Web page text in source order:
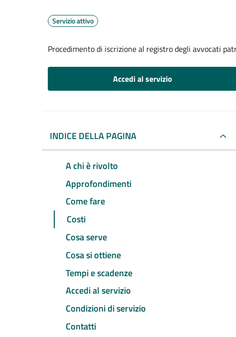
Servizio attivo
Procedimento di iscrizione al registro degli avvocati
Accedi al servizio
INDICE DELLA PAGINA
A chi è rivolto
Approfondimenti
Come fare
Costi
Cosa serve
Cosa si ottiene
Tempi e scadenze
Accedi al servizio
Condizioni di servizio
Contatti